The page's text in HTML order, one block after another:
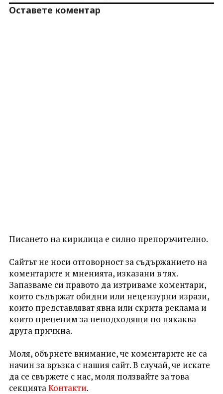
Оставете коментар
Писането на кирилица е силно препоръчително.
Сайтът не носи отговорност за съдържанието на
коментарите и мненията, изказани в тях.
Запазваме си правото да изтриваме коментари,
които съдържат обидни или нецензурни изрази,
които представляват явна или скрита реклама и
които преценим за неподходящи по някаква
друга причина.
Моля, обърнете внимание, че коментарите не са
начин за връзка с нашия сайт. В случай, че искате
да се свържете с нас, моля ползвайте за това
секциятаКонтакти.